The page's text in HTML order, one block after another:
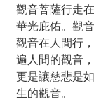
觀音菩薩行走
華光庇佑。觀
觀音在人間行
遍人間的觀音
更是讓慈悲是
生的觀音。